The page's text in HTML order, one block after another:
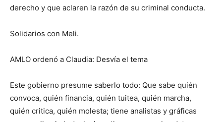
derecho y que aclaren la razón de su criminal conducta.
Solidarios con Meli.
AMLO ordenó a Claudia: Desvía el tema
Este gobierno presume saberlo todo: Que sabe quién
convoca, quién financia, quién tuitea, quién marcha,
quién critica, quién molesta; tiene analistas y gráficas